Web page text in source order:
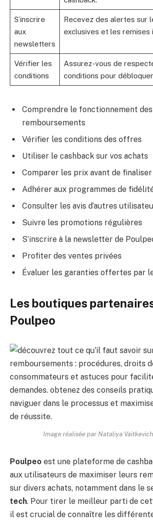
S’inscrire
aux
newsletters
Recevez des alertes sur
exclusives et les remises
Vérifier les
conditions
Assurez-vous de
conditions pour
Comprendre le fonctionnement des
remboursements
Vérifier les conditions des offres
Utiliser le cashback sur vos achats
Comparer les prix avant de finaliser
Adhérer aux programmes de
Consulter les avis d’autres
Suivre les promotions régulières
S’inscrire à la newsletter de
Profiter des ventes privées
Évaluer les garanties offertes par
Les boutiques
Poulpeo
Image réalisée par Nataliya Vaitkevich
Poulpeo est une plateforme de
aux utilisateurs de maximiser leurs
sur divers achats, notamment dans le
tech. Pour tirer le meilleur parti de
il est crucial de connaître les